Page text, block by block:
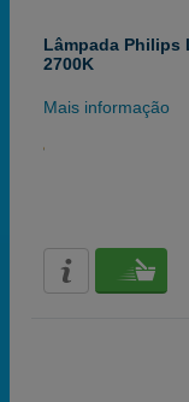
Lâmpada Philips
2700K
Mais informação